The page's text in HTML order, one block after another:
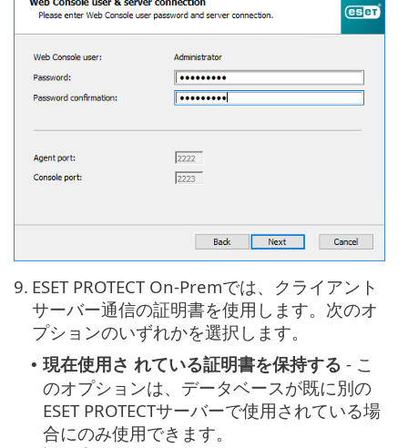
9. ESET PROTECT On-Premでは、クライアント
サーバー通信の証明書を使用します。次のオ
プションのいずれかを選択します。
• 現在使用さ れている証明書を保持する - こ
のオプションは、データベースが既に別の
ESET PROTECTサーバーで使用されている場
合にのみ使用できます。